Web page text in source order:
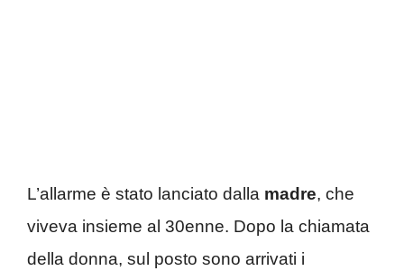
L’allarme è stato lanciato dalla madre, che
viveva insieme al 30enne. Dopo la chiamata
della donna, sul posto sono arrivati i